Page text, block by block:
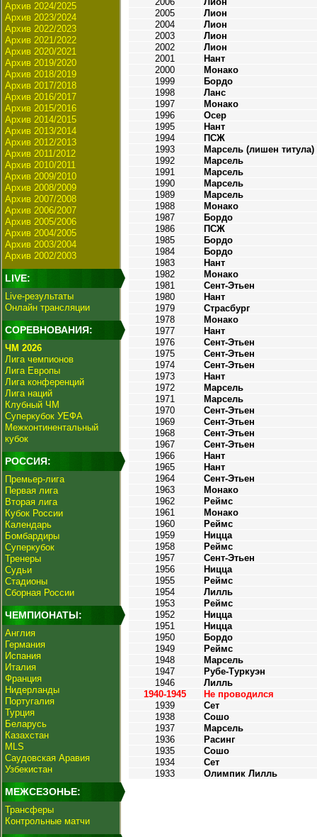
Архив 2024/2025
Архив 2023/2024
Архив 2022/2023
Архив 2021/2022
Архив 2020/2021
Архив 2019/2020
Архив 2018/2019
Архив 2017/2018
Архив 2016/2017
Архив 2015/2016
Архив 2014/2015
Архив 2013/2014
Архив 2012/2013
Архив 2011/2012
Архив 2010/2011
Архив 2009/2010
Архив 2008/2009
Архив 2007/2008
Архив 2006/2007
Архив 2005/2006
Архив 2004/2005
Архив 2003/2004
Архив 2002/2003
LIVE:
Live-результаты
Онлайн трансляции
СОРЕВНОВАНИЯ:
ЧМ 2026
Лига чемпионов
Лига Европы
Лига конференций
Лига наций
Клубный ЧМ
Суперкубок УЕФА
Межконтинентальный
кубок
РОССИЯ:
Премьер-лига
Первая лига
Вторая лига
Кубок России
Календарь
Бомбардиры
Суперкубок
Тренеры
Судьи
Стадионы
Сборная России
ЧЕМПИОНАТЫ:
Англия
Германия
Испания
Италия
Франция
Нидерланды
Португалия
Турция
Беларусь
Казахстан
MLS
Саудовская Аравия
Узбекистан
МЕЖСЕЗОНЬЕ:
Трансферы
Контрольные матчи
2005
Лион
2004
Лион
2003
Лион
2002
Лион
2001
Нант
2000
Монако
1999
Бордо
1998
Ланс
1997
Монако
1996
Осер
1995
Нант
1994
ПСЖ
1993
Марсель (лишен титула)
1992
Марсель
1991
Марсель
1990
Марсель
1989
Марсель
1988
Монако
1987
Бордо
1986
ПСЖ
1985
Бордо
1984
Бордо
1983
Нант
1982
Монако
1981
Сент-Этьен
1980
Нант
1979
Страсбург
1978
Монако
1977
Нант
1976
Сент-Этьен
1975
Сент-Этьен
1974
Сент-Этьен
1973
Нант
1972
Марсель
1971
Марсель
1970
Сент-Этьен
1969
Сент-Этьен
1968
Сент-Этьен
1967
Сент-Этьен
1966
Нант
1965
Нант
1964
Сент-Этьен
1963
Монако
1962
Реймс
1961
Монако
1960
Реймс
1959
Ницца
1958
Реймс
1957
Сент-Этьен
1956
Ницца
1955
Реймс
1954
Лилль
1953
Реймс
1952
Ницца
1951
Ницца
1950
Бордо
1949
Реймс
1948
Марсель
1947
Рубе-Туркуэн
1946
Лилль
1940-1945
Не проводился
1939
Сет
1938
Сошо
1937
Марсель
1936
Расинг
1935
Сошо
1934
Сет
1933
Олимпик Лилль